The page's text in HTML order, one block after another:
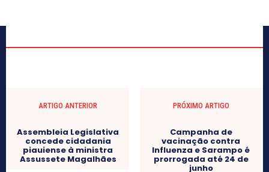
ARTIGO ANTERIOR
Assembleia Legislativa
concede cidadania
piauiense à ministra
Assussete Magalhães
PRÓXIMO ARTIGO
Campanha de
vacinação contra
Influenza e Sarampo é
prorrogada até 24 de
junho